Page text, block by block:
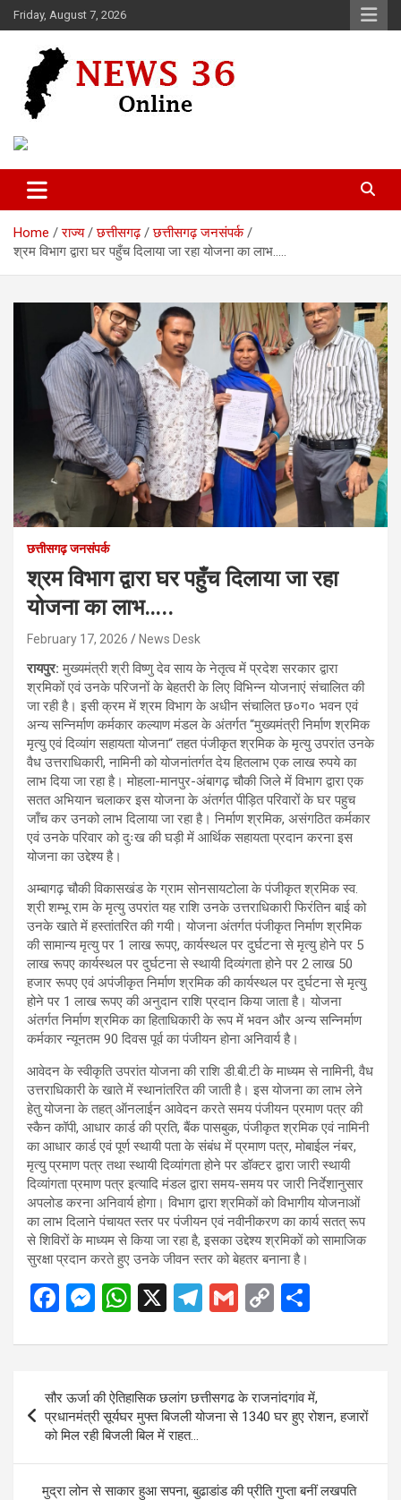
Skip
to
Friday, August 7, 2026
News 36
Home राज्य छत्तीसगढ़
छत्तीसगढ़ जनसंपर्क
श्रम विभाग द्वारा घर पहुँच दिलाया जा रहा योजना का लाभ…..
छत्तीसगढ़ जनसंपर्क
श्रम विभाग द्वारा घर पहुँच दिलाया जा रहा
योजना का लाभ…..
February 17, 2026 News Desk
रायपुर:मुख्यमंत्री श्री विष्णु देव साय के नेतृत्व में प्रदेश सरकार द्वारा
श्रमिकों एवं उनके परिजनों के बेहतरी के लिए विभिन्न योजनाएं संचालित की
जा रही है। इसी क्रम में श्रम विभाग के अधीन संचालित छ०ग० भवन एवं
अन्य सन्निर्माण कर्मकार कल्याण मंडल के अंतर्गत “मुख्यमंत्री निर्माण श्रमिक
मृत्यु एवं दिव्यांग सहायता योजना“ तहत पंजीकृत श्रमिक के मृत्यु उपरांत उनके
वैध उत्तराधिकारी, नामिनी को योजनांतर्गत देय हितलाभ एक लाख रुपये का
लाभ दिया जा रहा है। मोहला-मानपुर-अंबागढ़ चौकी जिले में विभाग द्वारा एक
सतत अभियान चलाकर इस योजना के अंतर्गत पीड़ित परिवारों के घर पहुच
जाँच कर उनको लाभ दिलाया जा रहा है। निर्माण श्रमिक, असंगठित कर्मकार
एवं उनके परिवार को दुःख की घड़ी में आर्थिक सहायता प्रदान करना इस
योजना का उद्देश्य है।
अम्बागढ़ चौकी विकासखंड के ग्राम सोनसायटोला के पंजीकृत श्रमिक स्व.
श्री शम्भू राम के मृत्यु उपरांत यह राशि उनके उत्तराधिकारी फिरंतिन बाई को
उनके खाते में हस्तांतरित की गयी। योजना अंतर्गत पंजीकृत निर्माण श्रमिक
की सामान्य मृत्यु पर 1 लाख रूपए, कार्यस्थल पर दुर्घटना से मृत्यु होने पर 5
लाख रूपए कार्यस्थल पर दुर्घटना से स्थायी दिव्यंगता होने पर 2 लाख 50
हजार रूपए एवं अपंजीकृत निर्माण श्रमिक की कार्यस्थल पर दुर्घटना से मृत्यु
होने पर 1 लाख रूपए की अनुदान राशि प्रदान किया जाता है। योजना
अंतर्गत निर्माण श्रमिक का हिताधिकारी के रूप में भवन और अन्य सन्निर्माण
कर्मकार न्यूनतम 90 दिवस पूर्व का पंजीयन होना अनिवार्य है।
आवेदन के स्वीकृति उपरांत योजना की राशि डी.बी.टी के माध्यम से नामिनी, वैध
उत्तराधिकारी के खाते में स्थानांतरित की जाती है। इस योजना का लाभ लेने
हेतु योजना के तहत् ऑनलाईन आवेदन करते समय पंजीयन प्रमाण पत्र की
स्कैन कॉपी, आधार कार्ड की प्रति, बैंक पासबुक, पंजीकृत श्रमिक एवं नामिनी
का आधार कार्ड एवं पूर्ण स्थायी पता के संबंध में प्रमाण पत्र, मोबाईल नंबर,
मृत्यु प्रमाण पत्र तथा स्थायी दिव्यांगता होने पर डॉक्टर द्वारा जारी स्थायी
दिव्यांगता प्रमाण पत्र इत्यादि मंडल द्वारा समय-समय पर जारी निर्देशानुसार
अपलोड करना अनिवार्य होगा। विभाग द्वारा श्रमिकों को विभागीय योजनाओं
का लाभ दिलाने पंचायत स्तर पर पंजीयन एवं नवीनीकरण का कार्य सतत् रूप
से शिविरों के माध्यम से किया जा रहा है, इसका उद्देश्य श्रमिकों को सामाजिक
सुरक्षा प्रदान करते हुए उनके जीवन स्तर को बेहतर बनाना है।
F
ce
o
o
k
M
se
n
g
er
W
at
s
A
p
p
X
T
e
gr
a
G
ail
C
py
Li
n
ar
e
Post
navigation
सौर ऊर्जा की ऐतिहासिक छलांग छत्तीसगढ के राजनांदगांव में,
प्रधानमंत्री सूर्यघर मुफ्त बिजली योजना से 1340 घर हुए रोशन, हजारों
को मिल रही बिजली बिल में राहत…
मुद्रा लोन से साकार हुआ सपना, बुढाडांड की प्रीति गुप्ता बनीं लखपति